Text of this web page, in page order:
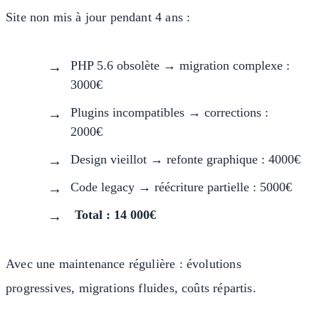
Site non mis à jour pendant 4 ans :
PHP 5.6 obsolète → migration complexe :
3000€
Plugins incompatibles → corrections :
2000€
Design vieillot → refonte graphique : 4000€
Code legacy → réécriture partielle : 5000€
Total : 14 000€
Avec une maintenance régulière : évolutions
progressives, migrations fluides, coûts répartis.